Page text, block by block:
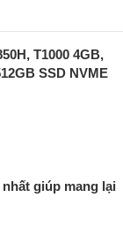
T1000 4GB,
SSD NVME
giúp mang lại